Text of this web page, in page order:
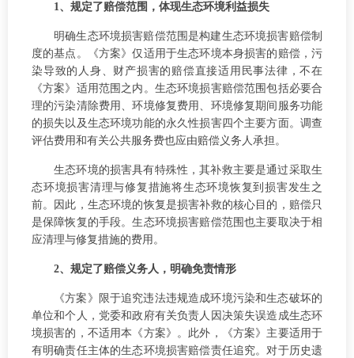
1、规定了赔偿范围，体现生态环境利益损失
明确生态环境损害赔偿范围是构建生态环境损害赔偿制
度的基点。《方案》仅适用于生态环境本身损害的赔偿，污
染导致的人身、财产损害的赔偿直接适用民事法律，不在
《方案》适用范围之内。生态环境损害赔偿范围包括必要合
理的污染清除费用、环境修复费用、环境修复期间服务功能
的损失以及生态环境功能的永久性损害四个主要方面。调查
评估费用和有关公共服务费也应由赔偿义务人承担。
生态环境的损害具有特殊性，其补救主要是通过采取生
态环境损害清理与修复措施将生态环境恢复到损害发生之
前。因此，生态环境的恢复是损害补救的核心目的，赔偿只
是保障恢复的手段。生态环境损害赔偿范围也主要取决于相
应清理与修复措施的费用。
2、规定了赔偿义务人，明确免责情形
《方案》限于追究违法违规造成环境污染和生态破坏的
单位和个人，党委和政府有关负责人因决策失误造成生态环
境损害的，不适用本《方案》。此外，《方案》主要适用于
有明确责任主体的生态环境损害赔偿责任追究。对于历史遗